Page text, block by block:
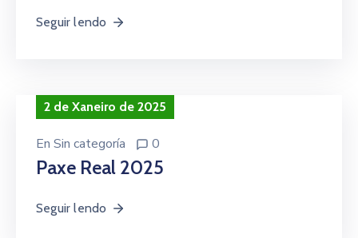
Seguir lendo
2 de Xaneiro de 2025
En Sin categoría 0
Paxe Real 2025
Seguir lendo